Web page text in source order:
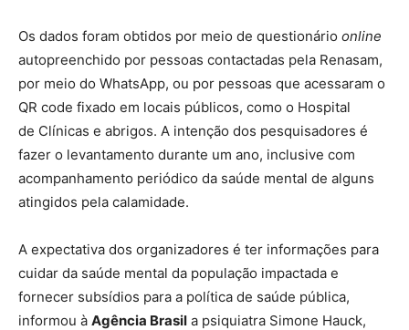
Os dados foram obtidos por meio de questionário online
autopreenchido por pessoas contactadas pela Renasam,
por meio do WhatsApp, ou por pessoas que acessaram o
QR code fixado em locais públicos, como o Hospital
de Clínicas e abrigos. A intenção dos pesquisadores é
fazer o levantamento durante um ano, inclusive com
acompanhamento periódico da saúde mental de alguns
atingidos pela calamidade.
A expectativa dos organizadores é ter informações para
cuidar da saúde mental da população impactada e
fornecer subsídios para a política de saúde pública,
informou à Agência Brasil a psiquiatra Simone Hauck,